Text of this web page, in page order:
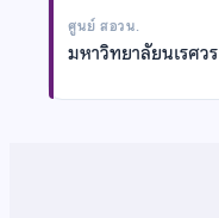
ศูนย์ สอวน.
มหาวิทยาลัยนเรศวร